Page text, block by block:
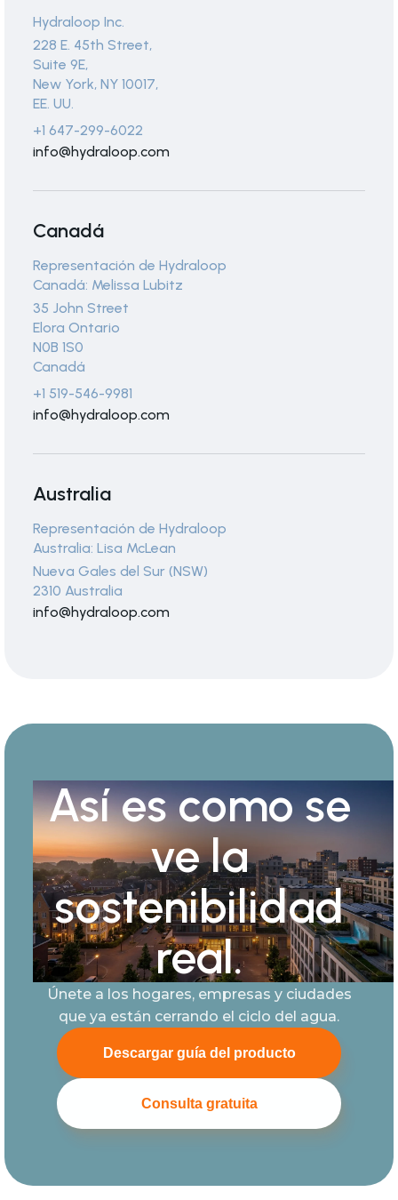
Hydraloop Inc.
228 E. 45th Street,
Suite 9E,
New York, NY 10017,
EE. UU.
+1 647-299-6022
info@hydraloop.com
Canadá
Representación de Hydraloop
Canadá: Melissa Lubitz
35 John Street
Elora Ontario
N0B 1S0
Canadá
+1 519-546-9981
info@hydraloop.com
Australia
Representación de Hydraloop
Australia: Lisa McLean
Nueva Gales del Sur (NSW)
2310 Australia
info@hydraloop.com
Así es como se
ve la
sostenibilidad
real.
Únete a los hogares, empresas y ciudades
que ya están cerrando el ciclo del agua.
Descargar guía del producto
Consulta gratuita